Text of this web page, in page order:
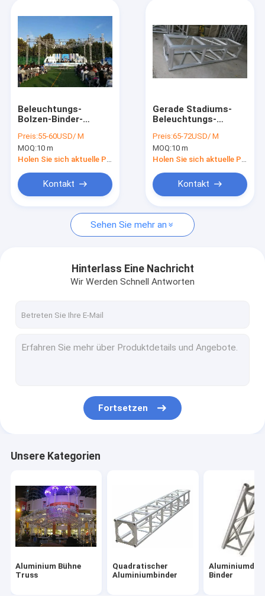
Über uns
Kontakt
Aluminium Bühne Truss
Quadratischer Aluminiumbinder
Aluminiumdreieck-Binder
Bühnenbeleuchtung Truss
Bewegliche Stadiums-Plattform
Kreis-Binder
Gestell-Flug-Fall
Beleuchtungs-
Bolzen-Binder-
Aluminiumdach-
Binder
wiederverwendete
Größe 300*300
wieder
Preis:55-60USD/ M
MOQ:10 m
Holen Sie sich aktuelle Preis
Kontakt
Gerade Stadiums-
Beleuchtungs-
bis 4 Haupt-tube50*3
Klammer m-Längen-
350*450mm 25*2
Preis:65-72USD/ M
MOQ:10 m
Holen Sie sich aktuelle Preis
Kontakt
Sehen Sie mehr an
Hinterlass Eine Nachricht
Wir Werden Schnell Antworten
Fortsetzen
Unsere Kategorien
Aluminium Bühne
Truss
Quadratischer
Aluminiumbinder
Binder